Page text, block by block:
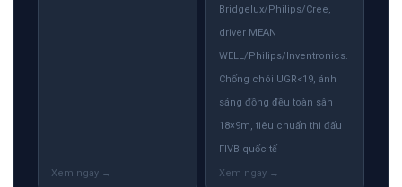
Bridgelux/Philips/Cree,
driver MEAN
WELL/Philips/Inventronics.
Chống chói UGR<19, ánh
sáng đồng đều toàn sân
18×9m, tiêu chuẩn thi đấu
FIVB quốc tế